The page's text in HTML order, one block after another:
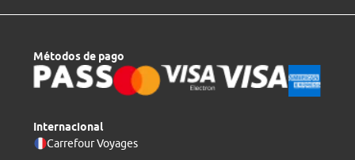
Métodos de pago
Internacional
Carrefour Voyages